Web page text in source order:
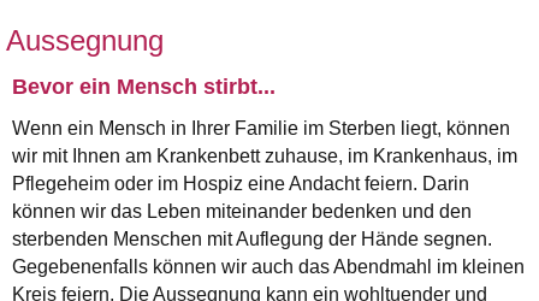
Aussegnung
Bevor ein Mensch stirbt...
Wenn ein Mensch in Ihrer Familie im Sterben liegt, können
wir mit Ihnen am Krankenbett zuhause, im Krankenhaus, im
Pflegeheim oder im Hospiz eine Andacht feiern. Darin
können wir das Leben miteinander bedenken und den
sterbenden Menschen mit Auflegung der Hände segnen.
Gegebenenfalls können wir auch das Abendmahl im kleinen
Kreis feiern. Die Aussegnung kann ein wohltuender und